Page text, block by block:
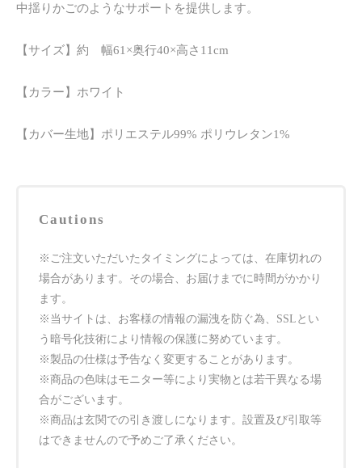
中揺りかごのようなサポートを提供します。
【サイズ】約 幅61×奥行40×高さ11cm
【カラー】ホワイト
【カバー生地】ポリエステル99% ポリウレタン1%
Cautions
※ご注文いただいたタイミングによっては、在庫切れの
場合があります。その場合、お届けまでに時間がかかり
ます。
※当サイトは、お客様の情報の漏洩を防ぐ為、SSLとい
う暗号化技術により情報の保護に努めています。
※製品の仕様は予告なく変更することがあります。
※商品の色味はモニター等により実物とは若干異なる場
合がございます。
※商品は玄関での引き渡しになります。設置及び引取等
はできませんので予めご了承ください。